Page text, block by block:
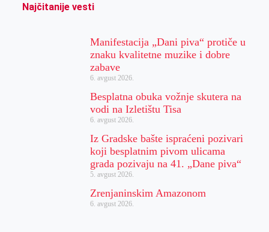
Najčitanije vesti
Manifestacija „Dani piva“ protiče u
znaku kvalitetne muzike i dobre
zabave
6. avgust 2026.
Besplatna obuka vožnje skutera na
vodi na Izletištu Tisa
6. avgust 2026.
Iz Gradske bašte ispraćeni pozivari
koji besplatnim pivom ulicama
grada pozivaju na 41. „Dane piva“
5. avgust 2026.
Zrenjaninskim Amazonom
6. avgust 2026.